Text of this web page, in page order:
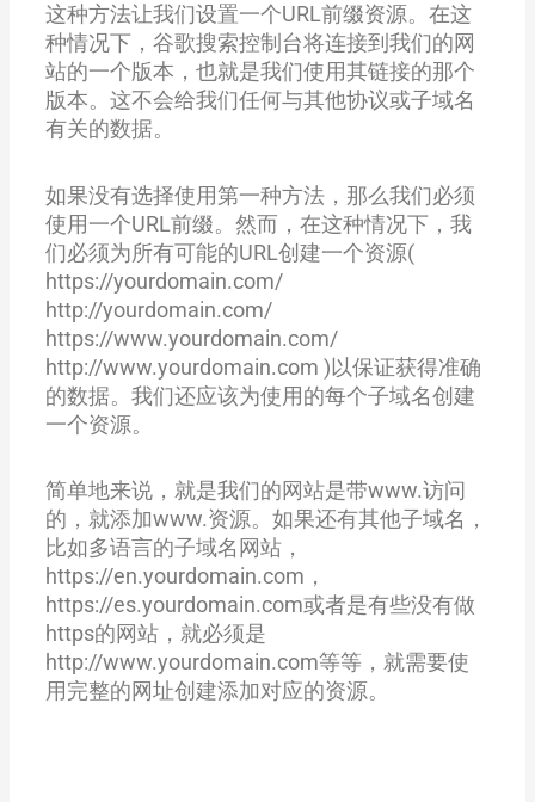
这种方法让我们设置一个URL前缀资源。在这
种情况下，谷歌搜索控制台将连接到我们的网
站的一个版本，也就是我们使用其链接的那个
版本。这不会给我们任何与其他协议或子域名
有关的数据。
如果没有选择使用第一种方法，那么我们必须
使用一个URL前缀。然而，在这种情况下，我
们必须为所有可能的URL创建一个资源(
https://yourdomain.com/
http://yourdomain.com/
https://www.yourdomain.com/
http://www.yourdomain.com )以保证获得准确
的数据。我们还应该为使用的每个子域名创建
一个资源。
简单地来说，就是我们的网站是带www.访问
的，就添加www.资源。如果还有其他子域名，
比如多语言的子域名网站，
https://en.yourdomain.com，
https://es.yourdomain.com或者是有些没有做
https的网站，就必须是
http://www.yourdomain.com等等，就需要使
用完整的网址创建添加对应的资源。